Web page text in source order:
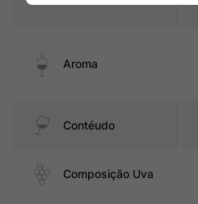
Aroma
Contéudo
Composição Uva